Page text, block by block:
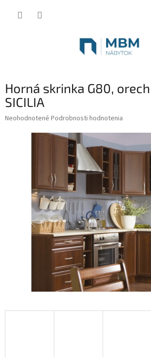
Horná skrinka G80,
SICILIA
Priemerné
hviezdičiek.
Neohodnotené Podrobnosti hodnotenia